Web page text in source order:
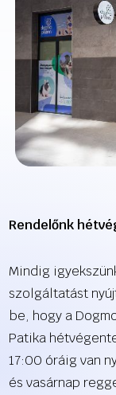
Rendelőnk
Mindig
szolgáltatást
be, hogy a
Patika
17:00 óráig van
és vasárnap